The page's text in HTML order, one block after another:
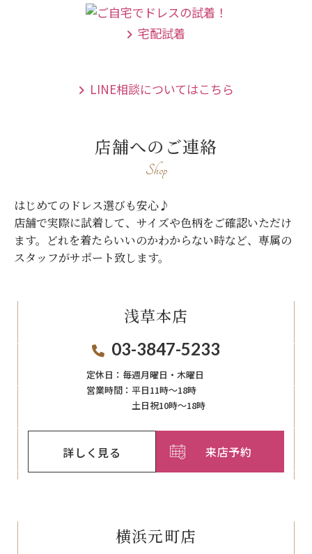
宅配試着
LINE相談についてはこちら
店舗へのご連絡
Shop
はじめてのドレス選びも安心♪
店舗で実際に試着して、サイズや色柄をご確認いただけ
ます。
どれを着たらいいのかわからない時など、専属の
スタッフがサポート致します。
浅草本店
03-3847-5233
定休日： 毎週月曜日・木曜日
営業時間： 平日11時～18時
土日祝10時～18時
詳しく見る 来店予約
横浜元町店